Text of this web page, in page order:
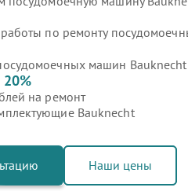
по ремонту
машин Bauknecht
20%
на ремонт
Bauknecht
Наши цены